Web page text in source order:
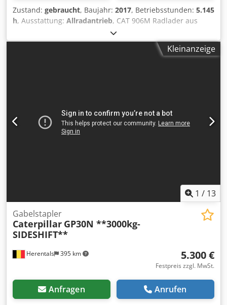
Zustand: gebraucht, Baujahr: 2017, Betriebsstunden: 5.145
h, Ausstattung: Allradantrieb, CAT 906M Radlader aus
Baujahr 2017 mit Schaufel & Gabel ! ----* Hersteller: CAT *
Typ: 906M * Baujahr: 2017 * Abgelesene Betriebsstunden:
ca. 5.145 * Mit Schaufel & Gabel * Deutsche Maschine, 1.
App ?Alle Angaben ohne Gewähr und Garantie, Irrtümer
und Zwischenverkauf vorbehalten. ?
Kleinanzeige
1 / 13
Herentals 395 km
Gabelstapler
Caterpillar GP30N **3000kg-
SIDESHIFT**
5.300 €
Festpreis zzgl. MwSt.
Anfragen Anrufen